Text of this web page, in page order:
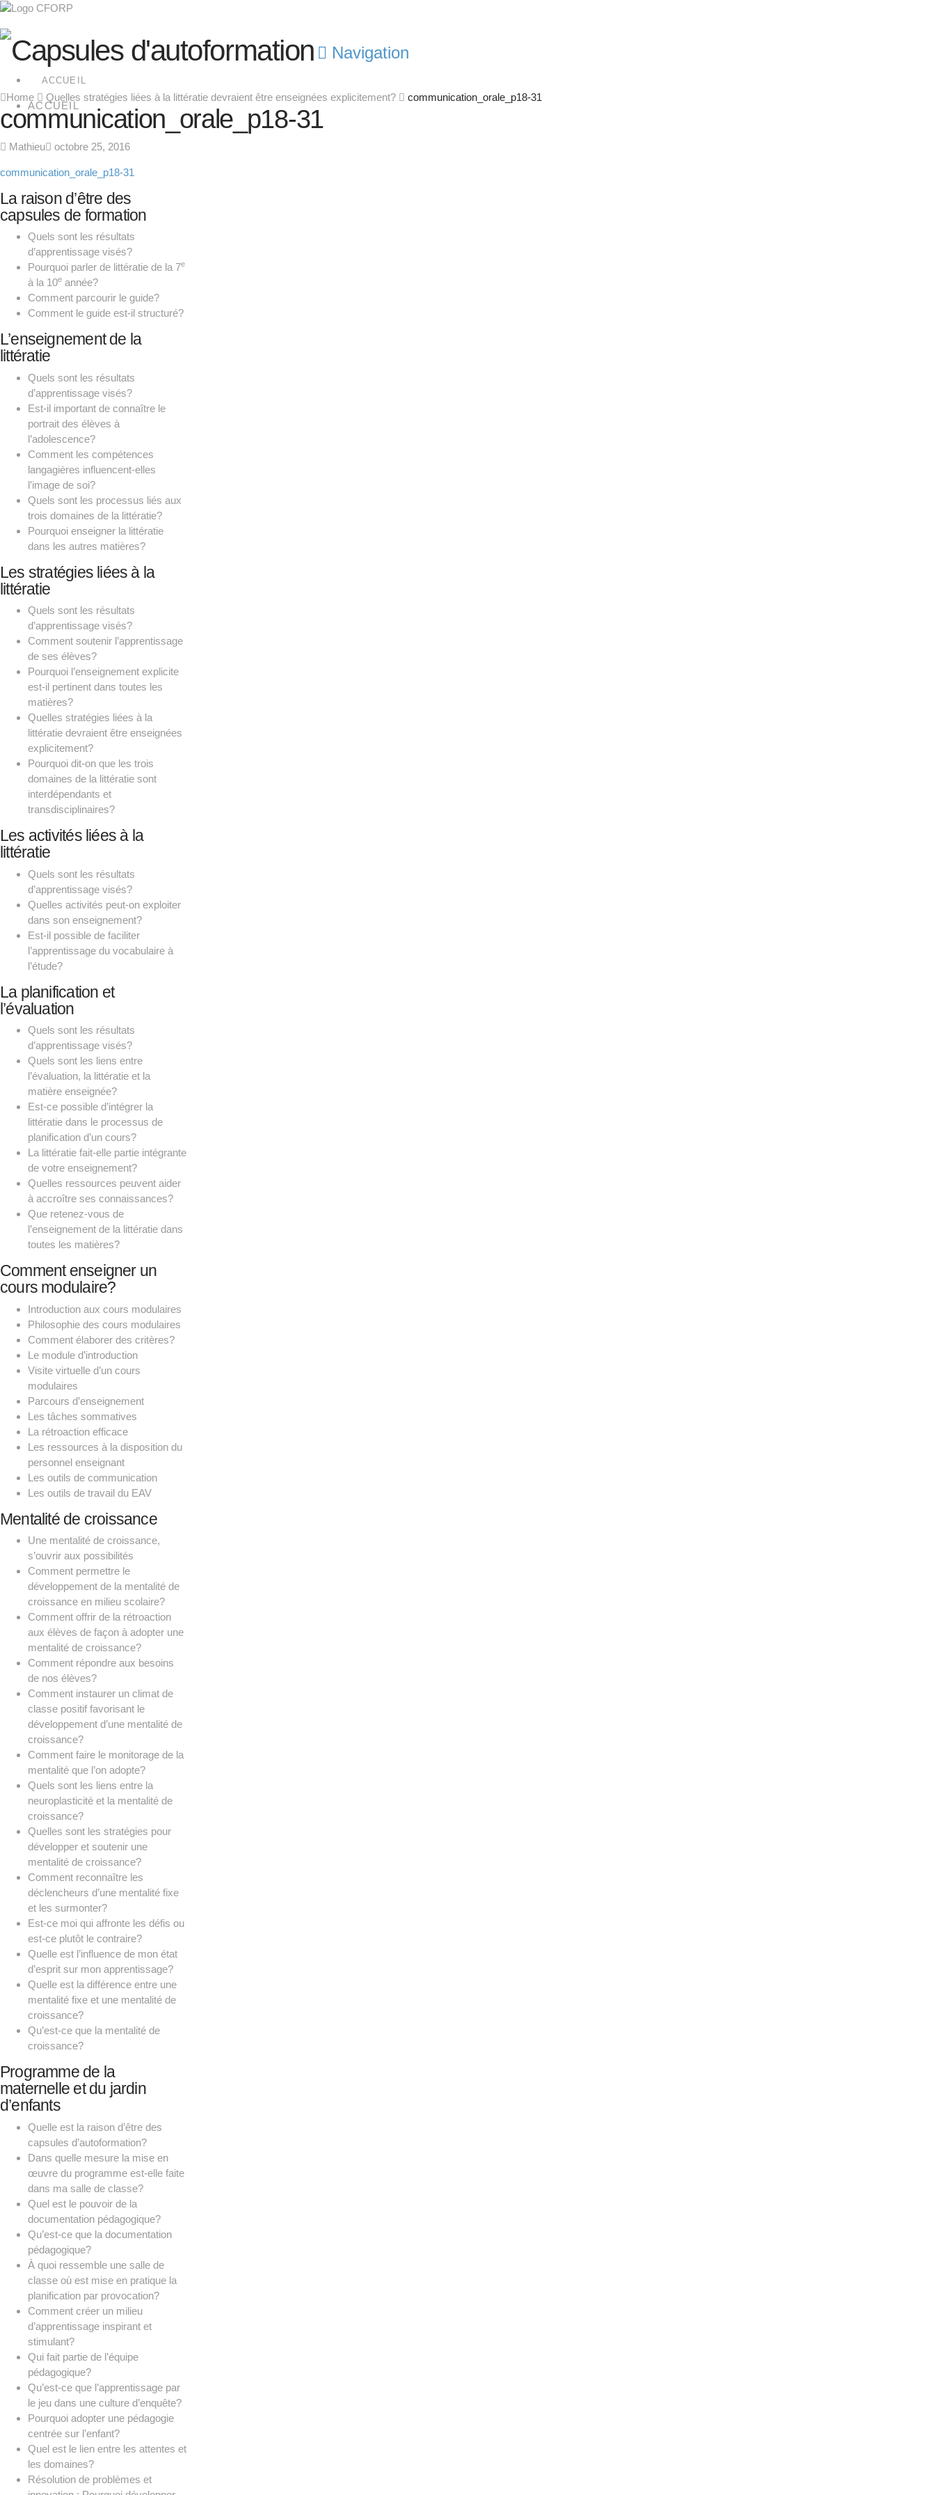
Navigation
ACCUEIL
ACCUEIL
Home Quelles stratégies liées à la littératie devraient être enseignées explicitement? communication_orale_p18-31
communication_orale_p18-31
Mathieu octobre 25, 2016
communication_orale_p18-31
La raison d’être des
capsules de formation
Quels sont les résultats
d’apprentissage visés?
Pourquoi parler de littératie de la 7e
à la 10e année?
Comment parcourir le guide?
Comment le guide est-il structuré?
L’enseignement de la
littératie
Quels sont les résultats
d’apprentissage visés?
Est-il important de connaître le
portrait des élèves à
l’adolescence?
Comment les compétences
langagières influencent-elles
l’image de soi?
Quels sont les processus liés aux
trois domaines de la littératie?
Pourquoi enseigner la littératie
dans les autres matières?
Les stratégies liées à la
littératie
Quels sont les résultats
d’apprentissage visés?
Comment soutenir l’apprentissage
de ses élèves?
Pourquoi l’enseignement explicite
est-il pertinent dans toutes les
matières?
Quelles stratégies liées à la
littératie devraient être enseignées
explicitement?
Pourquoi dit-on que les trois
domaines de la littératie sont
interdépendants et
transdisciplinaires?
Les activités liées à la
littératie
Quels sont les résultats
d’apprentissage visés?
Quelles activités peut-on exploiter
dans son enseignement?
Est-il possible de faciliter
l’apprentissage du vocabulaire à
l’étude?
La planification et
l’évaluation
Quels sont les résultats
d’apprentissage visés?
Quels sont les liens entre
l’évaluation, la littératie et la
matière enseignée?
Est-ce possible d’intégrer la
littératie dans le processus de
planification d’un cours?
La littératie fait-elle partie intégrante
de votre enseignement?
Quelles ressources peuvent aider
à accroître ses connaissances?
Que retenez-vous de
l’enseignement de la littératie dans
toutes les matières?
Comment enseigner un
cours modulaire?
Introduction aux cours modulaires
Philosophie des cours modulaires
Comment élaborer des critères?
Le module d’introduction
Visite virtuelle d’un cours
modulaires
Parcours d’enseignement
Les tâches sommatives
La rétroaction efficace
Les ressources à la disposition du
personnel enseignant
Les outils de communication
Les outils de travail du EAV
Mentalité de croissance
Une mentalité de croissance,
s’ouvrir aux possibilités
Comment permettre le
développement de la mentalité de
croissance en milieu scolaire?
Comment offrir de la rétroaction
aux élèves de façon à adopter une
mentalité de croissance?
Comment répondre aux besoins
de nos élèves?
Comment instaurer un climat de
classe positif favorisant le
développement d’une mentalité de
croissance?
Comment faire le monitorage de la
mentalité que l’on adopte?
Quels sont les liens entre la
neuroplasticité et la mentalité de
croissance?
Quelles sont les stratégies pour
développer et soutenir une
mentalité de croissance?
Comment reconnaître les
déclencheurs d’une mentalité fixe
et les surmonter?
Est-ce moi qui affronte les défis ou
est-ce plutôt le contraire?
Quelle est l’influence de mon état
d’esprit sur mon apprentissage?
Quelle est la différence entre une
mentalité fixe et une mentalité de
croissance?
Qu’est-ce que la mentalité de
croissance?
Programme de la
maternelle et du jardin
d’enfants
Quelle est la raison d’être des
capsules d’autoformation?
Dans quelle mesure la mise en
œuvre du programme est-elle faite
dans ma salle de classe?
Quel est le pouvoir de la
documentation pédagogique?
Qu’est-ce que la documentation
pédagogique?
À quoi ressemble une salle de
classe où est mise en pratique la
planification par provocation?
Comment créer un milieu
d’apprentissage inspirant et
stimulant?
Qui fait partie de l’équipe
pédagogique?
Qu’est-ce que l’apprentissage par
le jeu dans une culture d’enquête?
Pourquoi adopter une pédagogie
centrée sur l’enfant?
Quel est le lien entre les attentes et
les domaines?
Résolution de problèmes et